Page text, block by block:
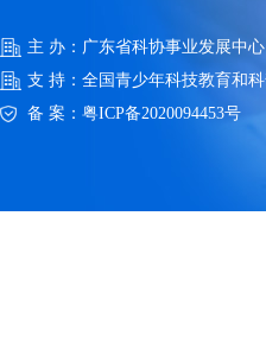
主 办：广东省科协事业发展中心
支 持：全国青少年科技教育和
备 案： 粤ICP备2020094453号